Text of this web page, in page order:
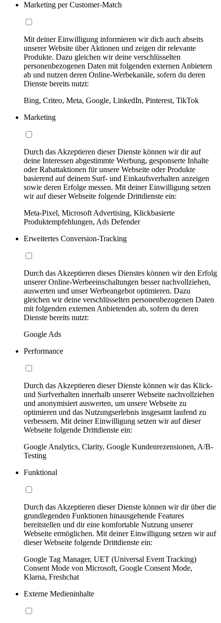
Marketing per Customer-Match
Mit deiner Einwilligung informieren wir dich auch abseits
unserer Website über Aktionen und zeigen dir relevante
Produkte. Dazu gleichen wir deine verschlüsselten
personenbezogenen Daten mit folgenden externen Anbietern
ab und nutzen deren Online-Werbekanäle, sofern du deren
Dienste bereits nutzt:
Bing, Criteo, Meta, Google, LinkedIn, Pinterest, TikTok
Marketing
Durch das Akzeptieren dieser Dienste können wir dir auf
deine Interessen abgestimmte Werbung, gesponserte Inhalte
oder Rabattaktionen für unsere Webseite oder Produkte
basierend auf deinem Surf- und Einkaufsverhalten anzeigen
sowie deren Erfolge messen. Mit deiner Einwilligung setzen
wir auf dieser Webseite folgende Drittdienste ein:
Meta-Pixel, Microsoft Advertising, Klickbasierte
Produktempfehlungen, Ads Defender
Erweitertes Conversion-Tracking
Durch das Akzeptieren dieses Dienstes können wir den Erfolg
unserer Online-Werbeeinschaltungen besser nachvollziehen,
auswerten und unser Werbeangebot optimieren. Dazu
gleichen wir deine verschlüsselten personenbezogenen Daten
mit folgenden externen Anbietenden ab, sofern du deren
Dienste bereits nutzt:
Google Ads
Performance
Durch das Akzeptieren dieser Dienste können wir das Klick-
und Surfverhalten innerhalb unserer Webseite nachvollziehen
und anonymisiert auswerten, um unsere Webseite zu
optimieren und das Nutzungserlebnis insgesamt laufend zu
verbessern. Mit deiner Einwilligung setzen wir auf dieser
Webseite folgende Drittdienste ein:
Google Analytics, Clarity, Google Kundenrezensionen, A/B-
Testing
Funktional
Durch das Akzeptieren dieser Dienste können wir dir über die
grundlegenden Funktionen hinausgehende Features
bereitstellen und dir eine komfortable Nutzung unserer
Webseite ermöglichen. Mit deiner Einwilligung setzen wir auf
dieser Webseite folgende Drittdienste ein:
Google Tag Manager, UET (Universal Event Tracking)
Consent Mode von Microsoft, Google Consent Mode,
Klarna, Freshchat
Externe Medieninhalte